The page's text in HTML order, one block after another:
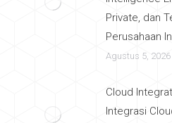
Private, dan
Perusahaan
Agustus 5, 2026
Cloud
Integrasi